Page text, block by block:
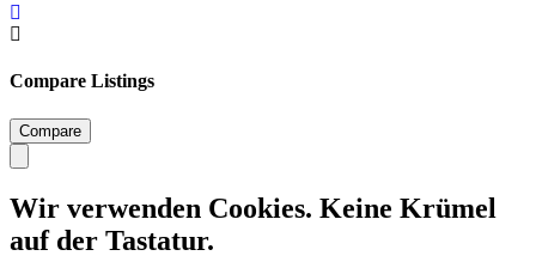
Compare Listings
Compare
Wir verwenden Cookies. Keine Krümel
auf der Tastatur.